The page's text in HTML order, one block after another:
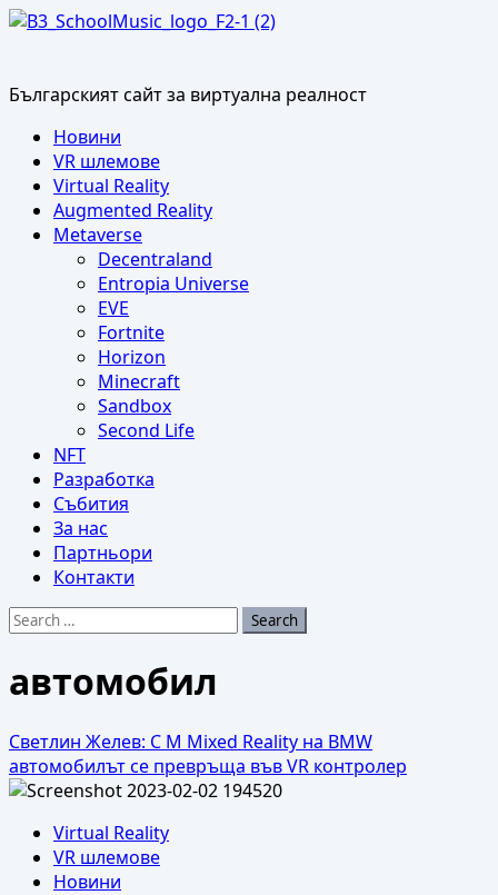
Skip
Българският сайт за виртуална реалност
Primary
Menu
Новини
VR шлемове
Virtual Reality
Augmented Reality
Metaverse
Decentraland
Entropia Universe
EVE
Fortnite
Horizon
Minecraft
Sandbox
Second Life
NFT
Разработка
Събития
За нас
Партньори
Контакти
Search
автомобил
Светлин Желев: С M Mixed Reality на BMW
автомобилът се превръща във VR контролер
Virtual Reality
VR шлемове
Новини